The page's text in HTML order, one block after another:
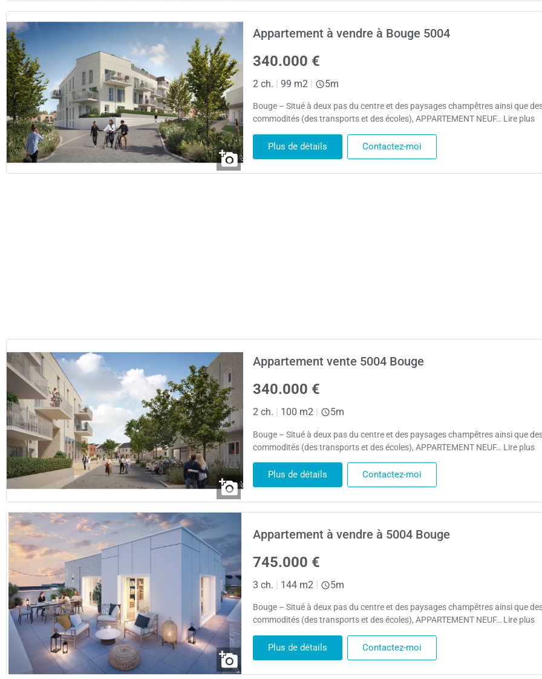
Appartement à vendre à Bouge 5004
340.000 €
2 ch. | 99 m2 | 5m
Bouge – Situé à deux pas du centre et des paysages champêtres ainsi que
commodités (des transports et des écoles), APPARTEMENT NEUF… Lire plus
Plus de détails Contactez-moi
Appartement vente 5004 Bouge
340.000 €
2 ch. 100 m2 5m
Bouge – Situé à deux pas du centre et des paysages champêtres ainsi que
commodités (des transports et des écoles), APPARTEMENT NEUF… Lire plus
Plus de détails Contactez-moi
Appartement à vendre à 5004 Bouge
745.000 €
3 ch. | 144 m2 | 5m
Bouge – Situé à deux pas du centre et des paysages champêtres ainsi que
commodités (des transports et des écoles), APPARTEMENT NEUF… Lire plus
Plus de détails Contactez-moi